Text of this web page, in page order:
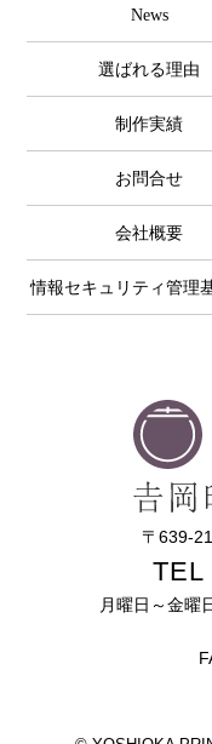
News
選ばれる理由
制作実績
お問合せ
会社概要
情報セキュリティ管理
〒639-
TEL
月曜日～金曜